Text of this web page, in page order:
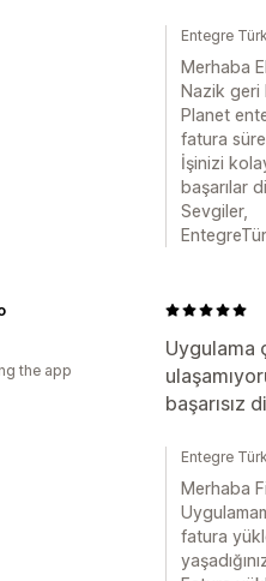
Entegre
Merhaba
Nazik geri
Planet
fatura
İşinizi
başarılar
Sevgiler,
Uygulama
başarısız
the app
Entegre
Merhaba
fatura